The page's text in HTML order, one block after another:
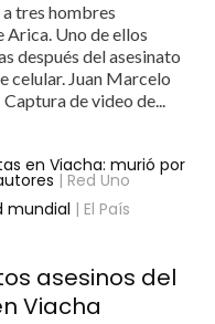
tres hombres
Arica. Uno de ellos
después del asesinato
celular. Juan Marcelo
de video de...
en Viacha: murió por
| Red Uno
mundial | El País
asesinos del
Viacha